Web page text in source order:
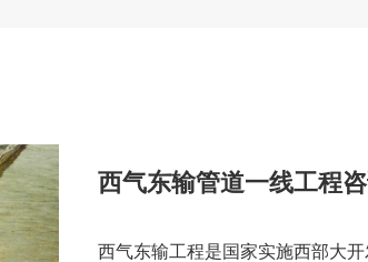
西气东输管道一线工程
西气东输工程是国家实施西部大